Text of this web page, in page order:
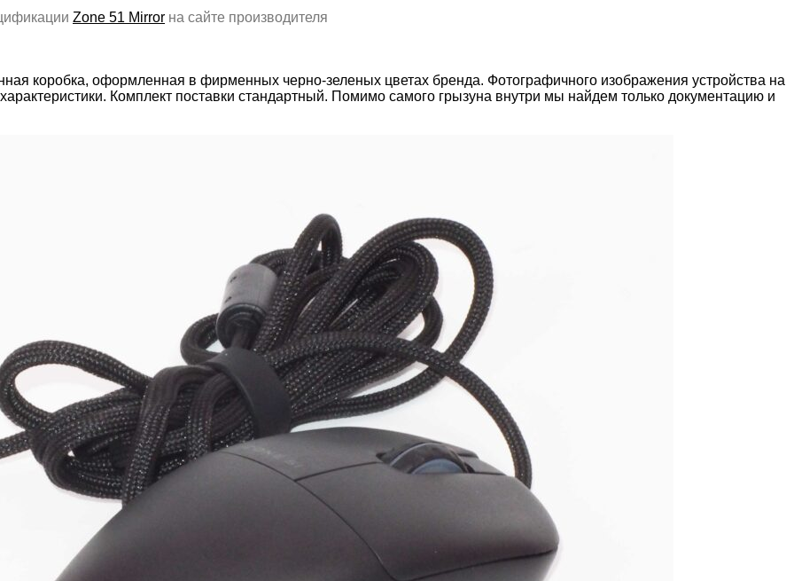
Zone 51 Mirror на сайте производителя
коробка, оформленная в фирменных черно-зеленых цветах бренда. Фотографичного изображения устройства на
Комплект поставки стандартный. Помимо самого грызуна внутри мы найдем только документацию и